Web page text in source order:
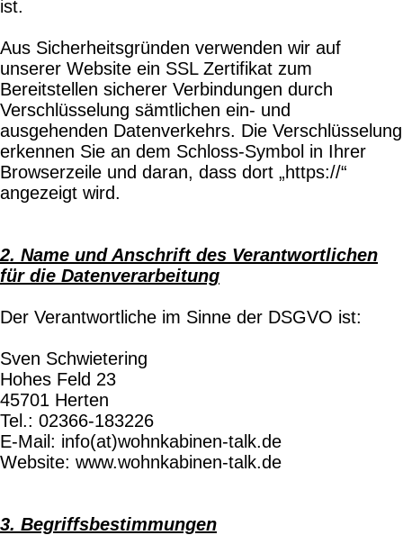
ist.
Aus Sicherheitsgründen verwenden wir auf
unserer Website ein SSL Zertifikat zum
Bereitstellen sicherer Verbindungen durch
Verschlüsselung sämtlichen ein- und
ausgehenden Datenverkehrs. Die Verschlüsselung
erkennen Sie an dem Schloss-Symbol in Ihrer
Browserzeile und daran, dass dort „https://“
angezeigt wird.
2. Name und Anschrift des Verantwortlichen
für die Datenverarbeitung
Der Verantwortliche im Sinne der DSGVO ist:
Sven Schwietering
Hohes Feld 23
45701 Herten
Tel.: 02366-183226
E-Mail: info(at)wohnkabinen-talk.de
Website: www.wohnkabinen-talk.de
3. Begriffsbestimmungen